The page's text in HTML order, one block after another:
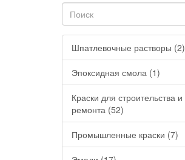
Шпатлевочные растворы (2)
Эпоксидная смола (1)
Краски для строительства и
ремонта (52)
Промышленные краски (7)